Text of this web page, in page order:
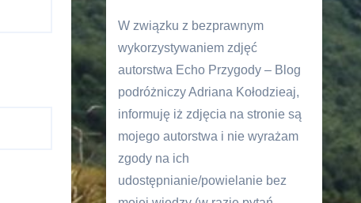
W związku z bezprawnym
wykorzystywaniem zdjęć
autorstwa Echo Przygody – Blog
podróżniczy Adriana Kołodzieaj,
informuję iż zdjęcia na stronie są
mojego autorstwa i nie wyrażam
zgody na ich
udostępnianie/powielanie bez